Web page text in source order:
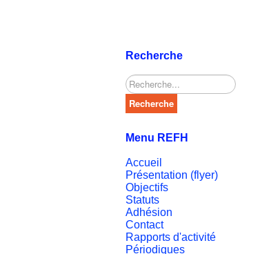
Recherche
Rechercher
Recherche
Menu REFH
Accueil
Présentation (flyer)
Objectifs
Statuts
Adhésion
Contact
Rapports d'activité
Périodiques